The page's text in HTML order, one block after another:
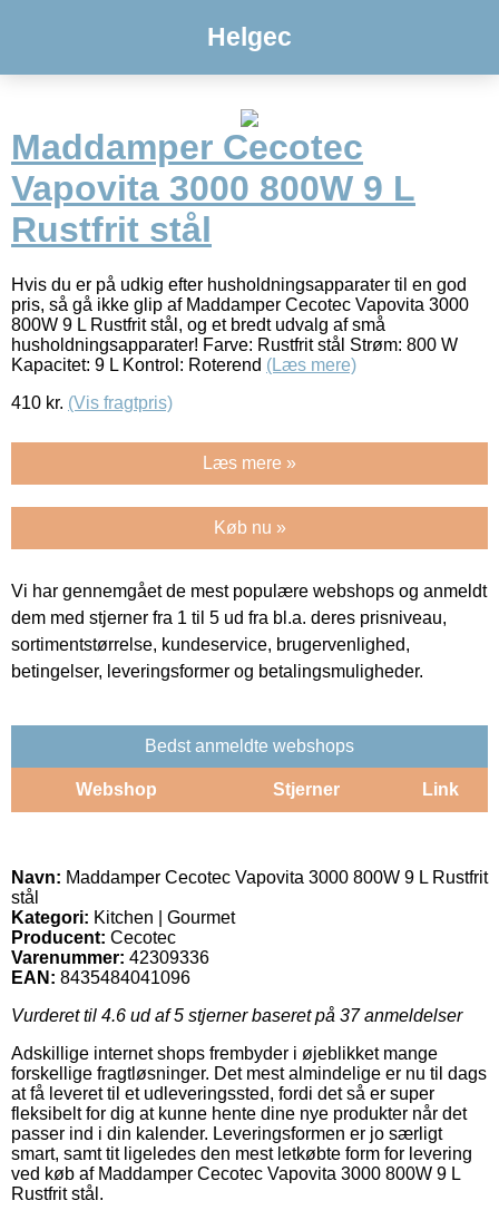
Helgec
Maddamper Cecotec
Vapovita 3000 800W 9 L
Rustfrit stål
Hvis du er på udkig efter husholdningsapparater til en god
pris, så gå ikke glip af Maddamper Cecotec Vapovita 3000
800W 9 L Rustfrit stål, og et bredt udvalg af små
husholdningsapparater! Farve: Rustfrit stål Strøm: 800 W
Kapacitet: 9 L Kontrol: Roterend (Læs mere)
410 kr. (Vis fragtpris)
Læs mere »
Køb nu »
Vi har gennemgået de mest populære webshops og anmeldt
dem med stjerner fra 1 til 5 ud fra bl.a. deres prisniveau,
sortimentstørrelse, kundeservice, brugervenlighed,
betingelser, leveringsformer og betalingsmuligheder.
Bedst anmeldte webshops
Webshop Stjerner Link
Navn: Maddamper Cecotec Vapovita 3000 800W 9 L Rustfrit
stål
Kategori: Kitchen | Gourmet
Producent: Cecotec
Varenummer: 42309336
EAN: 8435484041096
Vurderet til 4.6 ud af 5 stjerner baseret på 37anmeldelser
Adskillige internet shops frembyder i øjeblikket mange
forskellige fragtløsninger. Det mest almindelige er nu til dags
at få leveret til et udleveringssted, fordi det så er super
fleksibelt for dig at kunne hente dine nye produkter når det
passer ind i din kalender. Leveringsformen er jo særligt
smart, samt tit ligeledes den mest letkøbte form for levering
ved køb af Maddamper Cecotec Vapovita 3000 800W 9 L
Rustfrit stål.